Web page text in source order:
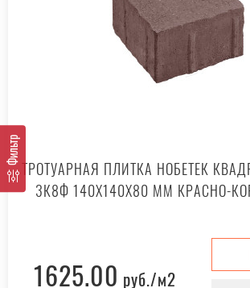
Фильтр
ТРОТУАРНАЯ ПЛИТКА НОБЕТЕК
3К8Ф 140X140X80 ММ КРАСНО-
1625.00 руб./м2